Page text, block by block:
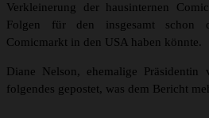
Verkleinerung der hausinternen
Folgen für den insgesamt schon
Comicmarkt in den USA haben könnte.
Diane Nelson, ehemalige
folgendes gepostet, was dem Bericht